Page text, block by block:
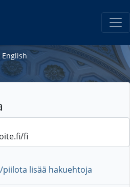
English
piilota lisää hakuehtoja